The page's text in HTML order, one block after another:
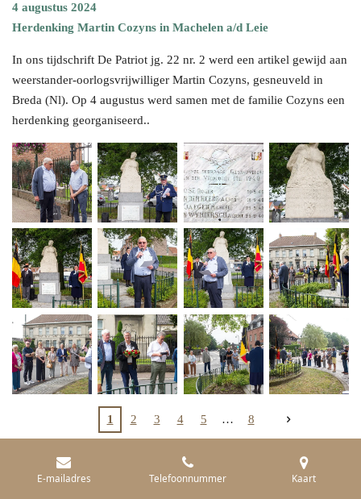
4 augustus 2024
Herdenking Martin Cozyns in Machelen a/d Leie
In ons tijdschrift De Patriot jg. 22 nr. 2 werd een artikel gewijd aan
weerstander-oorlogsvrijwilliger Martin Cozyns, gesneuveld in
Breda (Nl). Op 4 augustus werd samen met de familie Cozyns een
herdenking georganiseerd..
1 2 3 4 5 8
21 juli 2024
E-mailadres Telefoonnummer Kaart